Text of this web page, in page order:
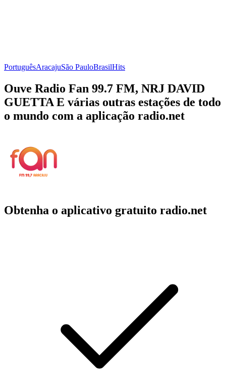
PortuguêsAracajuSão PauloBrasilHits
Ouve Radio Fan 99.7 FM, NRJ DAVID
GUETTA E várias outras estações de todo
o mundo com a aplicação radio.net
Obtenha o aplicativo gratuito radio.net